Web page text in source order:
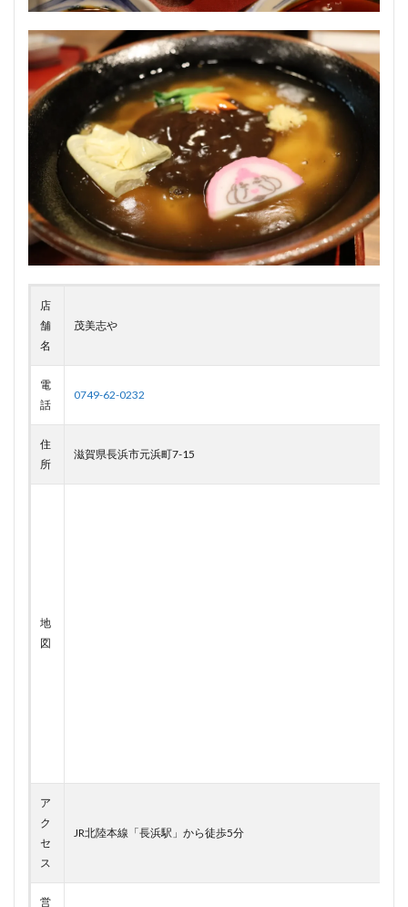
店
舗
名
茂美志や
電
話
0749-62-0232
住
所
滋賀県長浜市元浜町7-15
地
図
ア
ク
セ
ス
JR北陸本線「長浜駅」から徒歩5分
営